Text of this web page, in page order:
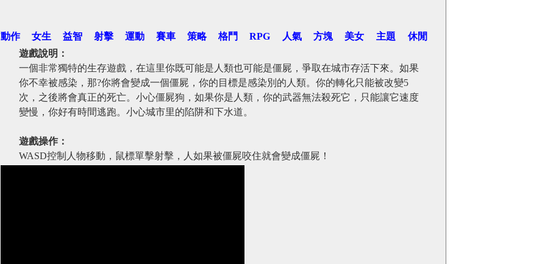
動作 女生 益智 射擊 運動 賽車 策略 格鬥 RPG 人氣 方塊 美女 主題
休閒
遊戲說明：
一個非常獨特的生存遊戲，在這里你既可能是人類也可能是僵屍，爭取在城市存活下來。如果
你不幸被感染，那?你將會變成一個僵屍，你的目標是感染別的人類。你的轉化只能被改變5
次，之後將會真正的死亡。小心僵屍狗，如果你是人類，你的武器無法殺死它，只能讓它速度
變慢，你好有時間逃跑。小心城市里的陷阱和下水道。
遊戲操作：
WASD控制人物移動，鼠標單擊射擊，人如果被僵屍咬住就會變成僵屍！